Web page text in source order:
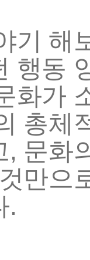
기
해
행동
화가
총체
, 문화
것만으
.